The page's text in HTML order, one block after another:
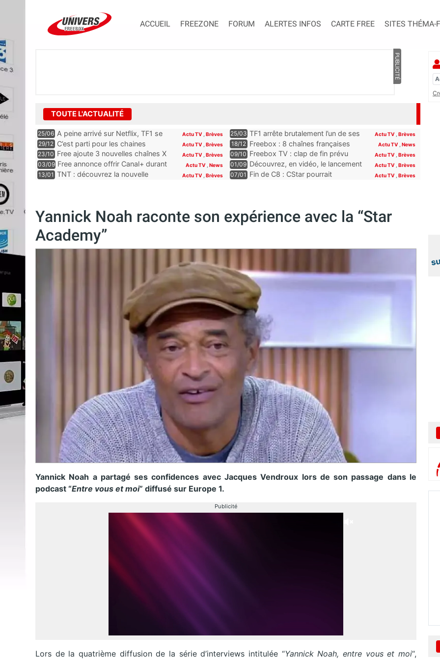
ACCUEIL FREEZONE FORUM ALERTES INFOS CARTE FREE SITES THÉMA-
PUBLICITÉ
TOUTE L'ACTUALITÉ
25/06 A peine arrivé sur Netflix, TF1 se
paye déjà une place dans le Top
10 de la plateforme
Actu TV ,Brèves 25/03 TF1 arrête brutalement l’un de ses
programmes phares, les abonnés
Freebox, Livebox, Bbox et Box de
SFR découvriront son remplaçant
à la rentrée
Actu TV Brèves
29/12 C’est parti pour les chaines
offertes jusqu’en février aux
abonnés Free
Actu TV ,Brèves 18/12 Freebox : 8 chaînes françaises
seront offertes sur la Freebox dès
la fin du mois
Actu TV ,News
23/10 Free ajoute 3 nouvelles chaînes X
à son offre TV
Actu TV ,Brèves 09/10 Freebox TV : clap de fin prévu
pour plusieurs chaînes Paramount
incluses pour les abonnés Free
Actu TV ,Brèves
03/09 Free annonce offrir Canal+ durant
12 mois à certains abonnés
Actu TV News 01/09 Découvrez, en vidéo, le lancement
de Novo19, la nouvelle chaîne qui
Actu TV ,Brèves
13/01 TNT : découvrez la nouvelle
Actu TV ,Brèves 07/01 Fin de C8 : CStar pourrait
Actu TV ,Brèves
Yannick Noah raconte son expérience avec la “Star
Academy”
Yannick Noah a partagé ses confidences avec Jacques Vendroux lors de son passage dans le
podcast “Entre vous et moi” diffusé sur Europe 1.
Publicité
Lors de la quatrième diffusion de la série d’interviews intitulée “Yannick Noah, entre vous et moi“,